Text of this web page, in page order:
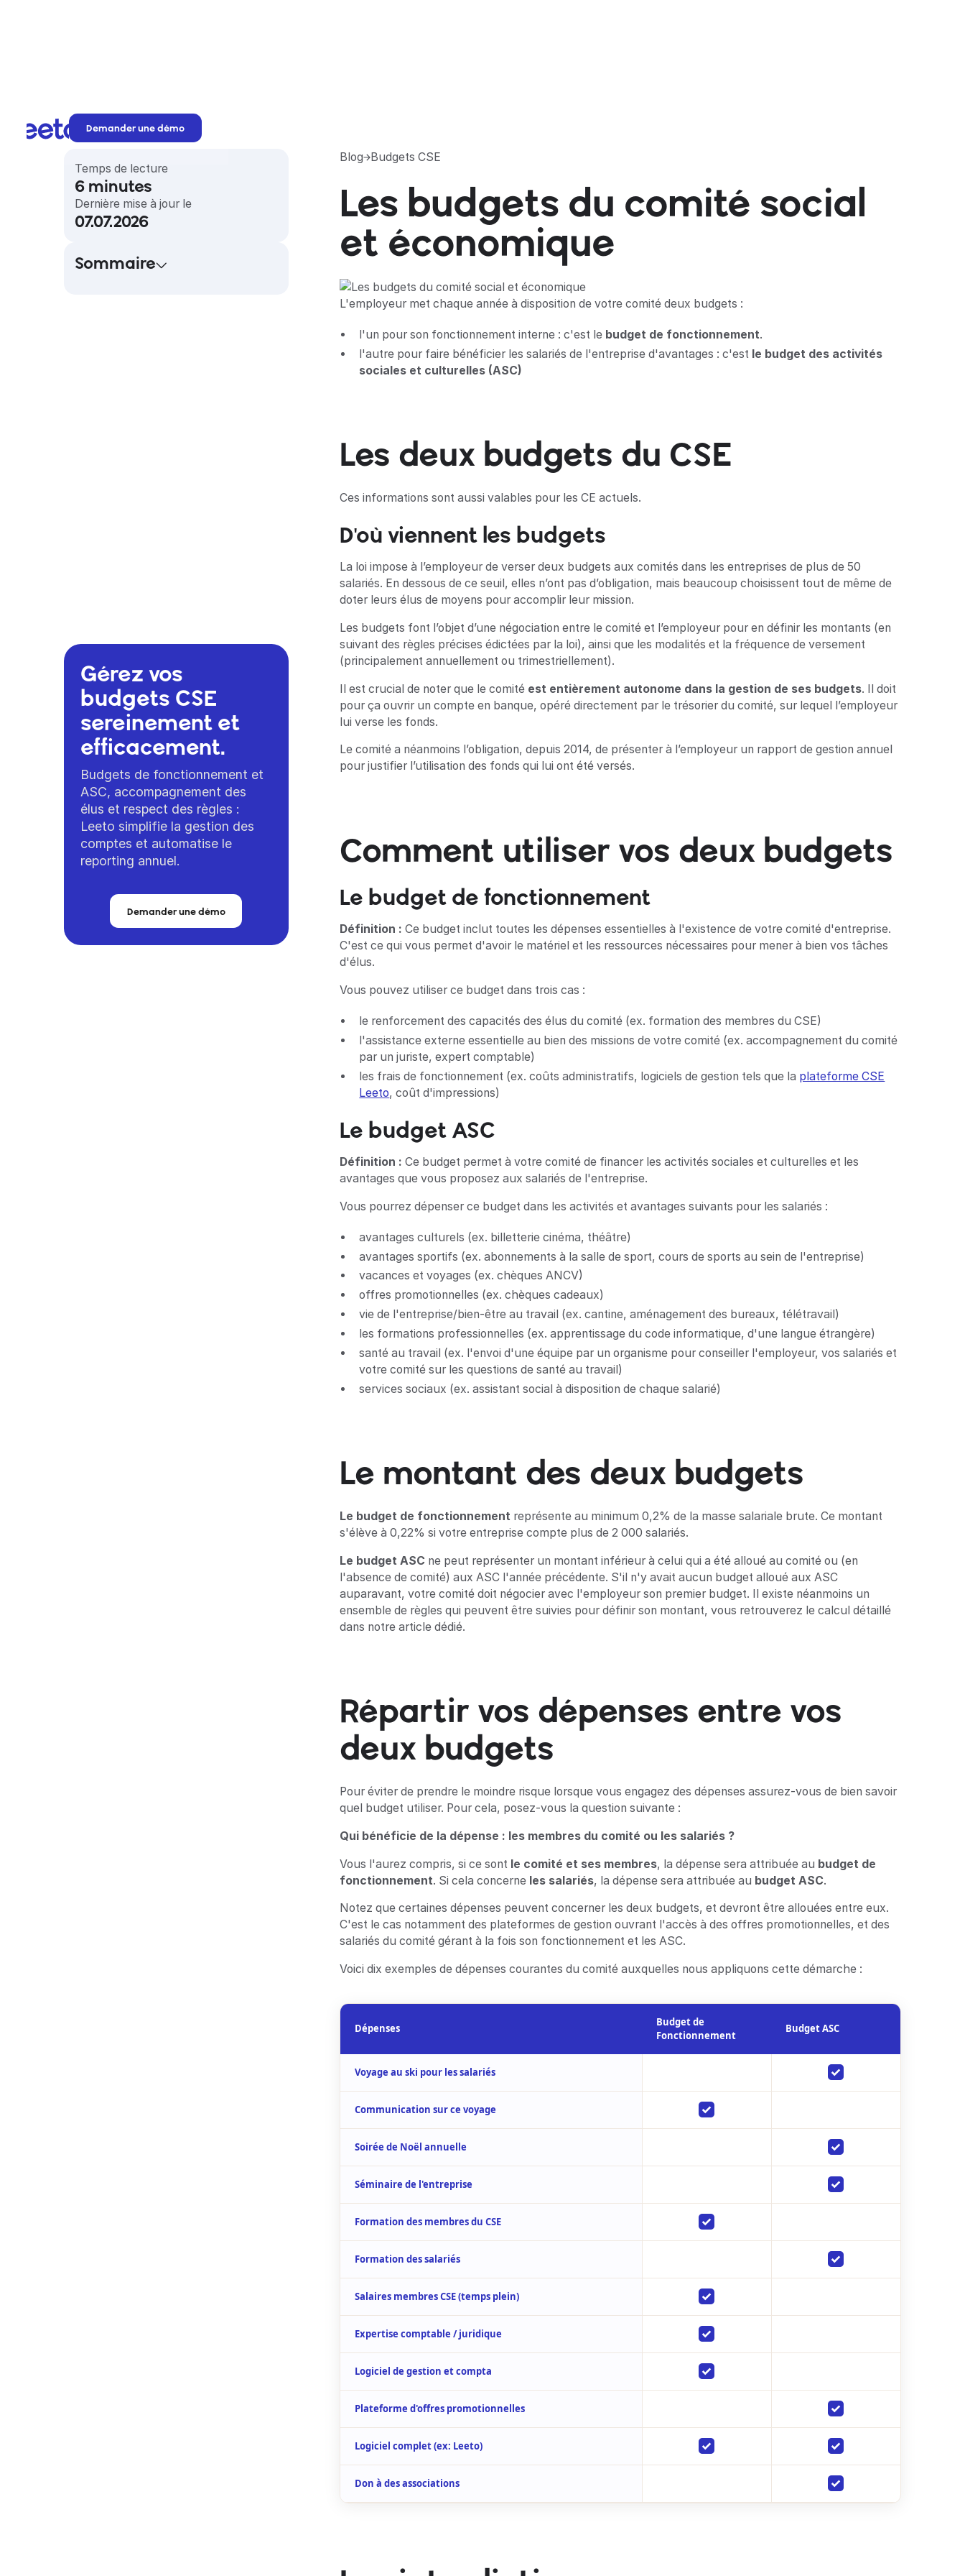
Demander une démo
Temps de lecture
6 minutes
Dernière mise à jour le
07.07.2026
Sommaire
Gérez vos
budgets CSE
sereinement et
efficacement.
Budgets de fonctionnement et
ASC, accompagnement des
élus et respect des règles :
Leeto simplifie la gestion des
comptes et automatise le
reporting annuel.
Demander une démo
Blog Budgets CSE
Les budgets du comité social
et économique
L'employeur met chaque année à disposition de votre comité deux budgets :
l'un pour son fonctionnement interne : c'est le budget de fonctionnement.
l'autre pour faire bénéficier les salariés de l'entreprise d'avantages : c'est le budget des activités
sociales et culturelles (ASC)
Les deux budgets du CSE
Ces informations sont aussi valables pour les CE actuels.
D'où viennent les budgets
La loi impose à l’employeur de verser deux budgets aux comités dans les entreprises de plus de 50
salariés. En dessous de ce seuil, elles n’ont pas d’obligation, mais beaucoup choisissent tout de même de
doter leurs élus de moyens pour accomplir leur mission.
Les budgets font l’objet d’une négociation entre le comité et l’employeur pour en définir les montants (en
suivant des règles précises édictées par la loi), ainsi que les modalités et la fréquence de versement
(principalement annuellement ou trimestriellement).
Il est crucial de noter que le comité est entièrement autonome dans la gestion de ses budgets. Il doit
pour ça ouvrir un compte en banque, opéré directement par le trésorier du comité, sur lequel l’employeur
lui verse les fonds.
Le comité a néanmoins l’obligation, depuis 2014, de présenter à l’employeur un rapport de gestion annuel
pour justifier l’utilisation des fonds qui lui ont été versés.
Comment utiliser vos deux budgets
Le budget de fonctionnement
Définition : Ce budget inclut toutes les dépenses essentielles à l'existence de votre comité d'entreprise.
C'est ce qui vous permet d'avoir le matériel et les ressources nécessaires pour mener à bien vos tâches
d'élus.
Vous pouvez utiliser ce budget dans trois cas :
le renforcement des capacités des élus du comité (ex. formation des membres du CSE)
l'assistance externe essentielle au bien des missions de votre comité (ex. accompagnement du comité
par un juriste, expert comptable)
les frais de fonctionnement (ex. coûts administratifs, logiciels de gestion tels que la plateforme CSE
Leeto, coût d'impressions)
Le budget ASC
Définition : Ce budget permet à votre comité de financer les activités sociales et culturelles et les
avantages que vous proposez aux salariés de l'entreprise.
Vous pourrez dépenser ce budget dans les activités et avantages suivants pour les salariés :
avantages culturels (ex. billetterie cinéma, théâtre)
avantages sportifs (ex. abonnements à la salle de sport, cours de sports au sein de l'entreprise)
vacances et voyages (ex. chèques ANCV)
offres promotionnelles (ex. chèques cadeaux)
vie de l'entreprise/bien-être au travail (ex. cantine, aménagement des bureaux, télétravail)
les formations professionnelles (ex. apprentissage du code informatique, d'une langue étrangère)
santé au travail (ex. l'envoi d'une équipe par un organisme pour conseiller l'employeur, vos salariés et
votre comité sur les questions de santé au travail)
services sociaux (ex. assistant social à disposition de chaque salarié)
Le montant des deux budgets
Le budget de fonctionnement représente au minimum 0,2% de la masse salariale brute. Ce montant
s'élève à 0,22% si votre entreprise compte plus de 2 000 salariés.
Le budget ASC ne peut représenter un montant inférieur à celui qui a été alloué au comité ou (en
l'absence de comité) aux ASC l'année précédente. S'il n'y avait aucun budget alloué aux ASC
auparavant, votre comité doit négocier avec l'employeur son premier budget. Il existe néanmoins un
ensemble de règles qui peuvent être suivies pour définir son montant, vous retrouverez le calcul détaillé
dans notre article dédié.
Répartir vos dépenses entre vos
deux budgets
Pour éviter de prendre le moindre risque lorsque vous engagez des dépenses assurez-vous de bien savoir
quel budget utiliser. Pour cela, posez-vous la question suivante :
Qui bénéficie de la dépense : les membres du comité ou les salariés ?
Vous l'aurez compris, si ce sont le comité et ses membres, la dépense sera attribuée au budget de
fonctionnement. Si cela concerne les salariés, la dépense sera attribuée au budget ASC.
Notez que certaines dépenses peuvent concerner les deux budgets, et devront être allouées entre eux.
C'est le cas notamment des plateformes de gestion ouvrant l'accès à des offres promotionnelles, et des
salariés du comité gérant à la fois son fonctionnement et les ASC.
Voici dix exemples de dépenses courantes du comité auxquelles nous appliquons cette démarche :
Dépenses
Budget de
Fonctionnement
Budget ASC
Voyage au ski pour les salariés
Communication sur ce voyage
Soirée de Noël annuelle
Séminaire de l'entreprise
Formation des membres du CSE
Formation des salariés
Salaires membres CSE (temps plein)
Expertise comptable / juridique
Logiciel de gestion et compta
Plateforme d'offres promotionnelles
Logiciel complet (ex: Leeto)
Don à des associations